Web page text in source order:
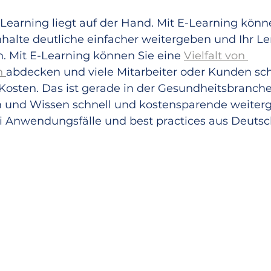
liegt auf der Hand. Mit E-Learning
deutliche einfacher weitergeben und Ihr
Mit E-Learning können Sie eine Vielfalt von
abdecken und viele Mitarbeiter oder Kunden
Das ist gerade in der
Wissen schnell und kostensparende
Anwendungsfälle und best practices aus